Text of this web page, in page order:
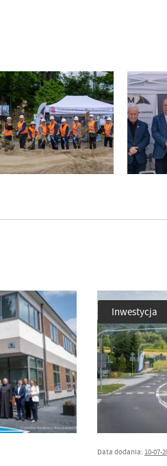
Inwestycja
Data dodania: 10-07-